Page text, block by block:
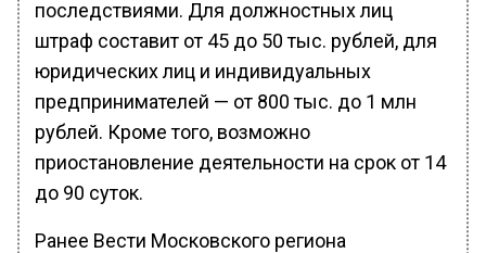
последствиями. Для должностных лиц
штраф составит от 45 до 50 тыс. рублей, для
юридических лиц и индивидуальных
предпринимателей — от 800 тыс. до 1 млн
рублей. Кроме того, возможно
приостановление деятельности на срок от 14
до 90 суток.
Ранее Вести Московского региона